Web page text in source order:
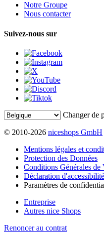
Notre Groupe
Nous contacter
Suivez-nous sur
Changer de
© 2010-2026 niceshops GmbH
Mentions légales et
Protection des Données
Conditions Générales
Déclaration d'accessibilité
Paramètres de
Entreprise
Autres nice Shops
Renoncer au contrat